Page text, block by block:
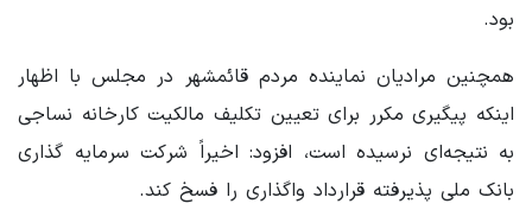
بود.
همچنین مرادیان نماینده مردم قائمشهر در مجلس با اظهار
اینکه پیگیری مکرر برای تعیین تکلیف مالکیت کارخانه نساجی
به نتیجه‌ای نرسیده است، افزود: اخیراً شرکت سرمایه گذاری
بانک ملی پذیرفته قرارداد واگذاری را فسخ کند.